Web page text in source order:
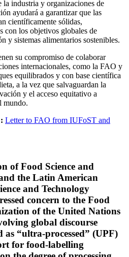
la industria y organizaciones de
ayudará a garantizar que las
científicamente sólidas,
con los objetivos globales de
y sistemas alimentarios sostenibles.
su compromiso de colaborar
internacionales, como la FAO y
equilibrados y con base científica
a la vez que salvaguardan la
y el acceso equitativo a
mundo.
Letter to FAO from IUFoST and
of Food Science and
the Latin American
and Technology
concern to the Food
of the United Nations
global discourse
as “ultra-processed” (UPF)
for food-labelling